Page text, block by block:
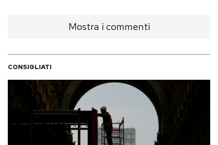
Mostra i commenti
CONSIGLIATI